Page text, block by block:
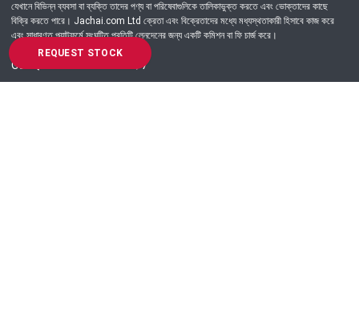
REQUEST STOCK
যেখানে বিভিন্ন ব্যবসা বা ব্যক্তি তাদের পণ্য বা পরিষেবাগুলিকে তালিকাভুক্ত করতে এবং ভোক্তাদের কাছে
বিক্রি করতে পারে। Jachai.com Ltd ক্রেতা এবং বিক্রেতাদের মধ্যে মধ্যস্থতাকারী হিসাবে কাজ করে
এবং সাধারণত প্ল্যাটফর্মে সংঘটিত প্রতিটি লেনদেনের জন্য একটি কমিশন বা ফি চার্জ করে।
Got Question? Call us 24/7